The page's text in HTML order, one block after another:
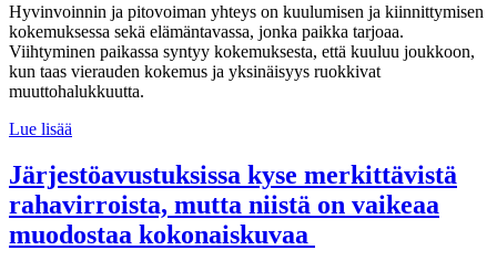
Hyvinvoinnin ja pitovoiman yhteys on kuulumisen ja kiinnittymisen
kokemuksessa sekä elämäntavassa, jonka paikka tarjoaa.
Viihtyminen paikassa syntyy kokemuksesta, että kuuluu joukkoon,
kun taas vierauden kokemus ja yksinäisyys ruokkivat
muuttohalukkuutta.
Lue lisää
kuulua:
hyvinvointi
pitovoimatekijänä
Järjestöavustuksissa kyse merkittävistä
rahavirroista, mutta niistä on vaikeaa
muodostaa kokonaiskuvaa